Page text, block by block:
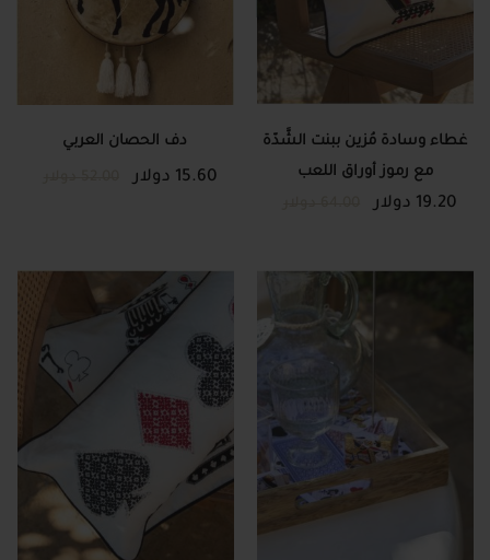
غطاء وسادة مُزين ببنت الشَّدّة
مع رموز أوراق اللعب
19.20 دولار
دف الحصان العربي
15.60 دولار